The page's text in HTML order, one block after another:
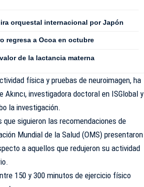
orquestal internacional por Japón
regresa a Ocoa en octubre
de la lactancia materna
física y pruebas de neuroimagen, ha
investigadora doctoral en ISGlobal y
la investigación.
siguieron las recomendaciones de
Mundial de la Salud (OMS) presentaron
a aquellos que redujeron su actividad
150 y 300 minutos de ejercicio físico